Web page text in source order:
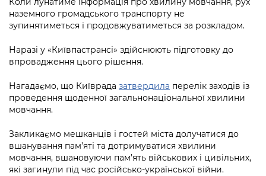
Підприємства, установи, організації
Kyiv International Relations
Річні звіти
Безбар'єрність
Київська міська військова адміністрація
Портал Захисників та Захисниць
Портал послуг
Міський застосунок Київ Цифровий
Уряд» – місцевий рівень»
Важливе під час воєнного стану
Про відкриті дані
Публічні дашборди
наземного громадського транспорту не
зупинятиметься і продовжуватиметься за розкладом.
Наразі у «Київпастрансі» здійснюють підготовку до
впровадження цього рішення.
Нагадаємо, що Київрада затвердила перелік заходів із
проведення щоденної загальнонаціональної хвилини
мовчання.
Закликаємо мешканців і гостей міста долучатися до
вшанування пам’яті та дотримуватися хвилини
мовчання, вшановуючи пам’ять військових і цивільних,
які загинули під час російсько-української війни.